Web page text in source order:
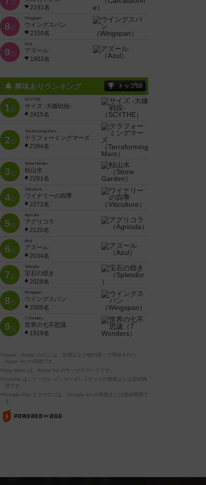
位
2191名
8位
Wingspan
ウイングスパン
2150名
9位
Azul
アズール
1903名
興味ありランキング トップ50
1位
SCYTHE
サイズ -大鎌戦役-
2415名
2位
Terraforming Mars
テラフォーミングマーズ
2394名
3位
Stone Garden
枯山水
2281名
4位
Viticulture
ワイナリーの四季
2272名
5位
Agricola
アグリコラ
2120名
6位
Azul
アズール
2034名
7位
Splendor
宝石の煌き
2028名
8位
Wingspan
ウイングスパン
2006名
9位
7 Wonders
世界の七不思議
1919名
※Apple、Apple のロゴ は、米国および他の国々で登録された
Apple Inc.の商標です。
※App Store は、Apple Inc.のサービスマークです。
※Android は、グーグル インコーポレイテッドの商標または登録商
標です。
※Google Play とそのロゴは、Google Inc.の商標または登録商標で
す。